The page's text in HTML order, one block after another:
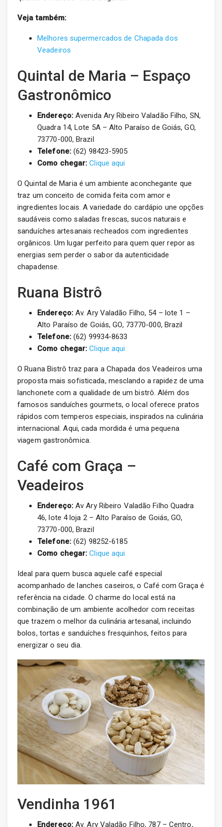
Veja também:
Melhores supermercados de Chapada dos
Veadeiros
Quintal de Maria – Espaço
Gastronômico
Endereço:Avenida Ary Ribeiro Valadão Filho, SN,
Quadra 14, Lote 5A – Alto Paraíso de Goiás, GO,
73770-000, Brazil
Telefone:(62) 98423-5905
Como chegar: Clique aqui
O Quintal de Maria é um ambiente aconchegante que
traz um conceito de comida feita com amor e
ingredientes locais. A variedade do cardápio une opções
saudáveis como saladas frescas, sucos naturais e
sanduíches artesanais recheados com ingredientes
orgânicos. Um lugar perfeito para quem quer repor as
energias sem perder o sabor da autenticidade
chapadense.
Ruana Bistrô
Endereço:Av. Ary Valadão Filho, 54 – lote 1 –
Alto Paraíso de Goiás, GO, 73770-000, Brazil
Telefone:(62) 99934-8633
Como chegar: Clique aqui
O Ruana Bistrô traz para a Chapada dos Veadeiros uma
proposta mais sofisticada, mesclando a rapidez de uma
lanchonete com a qualidade de um bistrô. Além dos
famosos sanduíches gourmets, o local oferece pratos
rápidos com temperos especiais, inspirados na culinária
internacional. Aqui, cada mordida é uma pequena
viagem gastronômica.
Café com Graça –
Veadeiros
Endereço:Av Ary Ribeiro Valadão Filho Quadra
46, lote 4 loja 2 – Alto Paraíso de Goiás, GO,
73770-000, Brazil
Telefone:(62) 98252-6185
Como chegar: Clique aqui
Ideal para quem busca aquele café especial
acompanhado de lanches caseiros, o Café com Graça é
referência na cidade. O charme do local está na
combinação de um ambiente acolhedor com receitas
que trazem o melhor da culinária artesanal, incluindo
bolos, tortas e sanduíches fresquinhos, feitos para
energizar o seu dia.
Vendinha 1961
Endereço:Av. Ary Valadão Filho, 787 – Centro,